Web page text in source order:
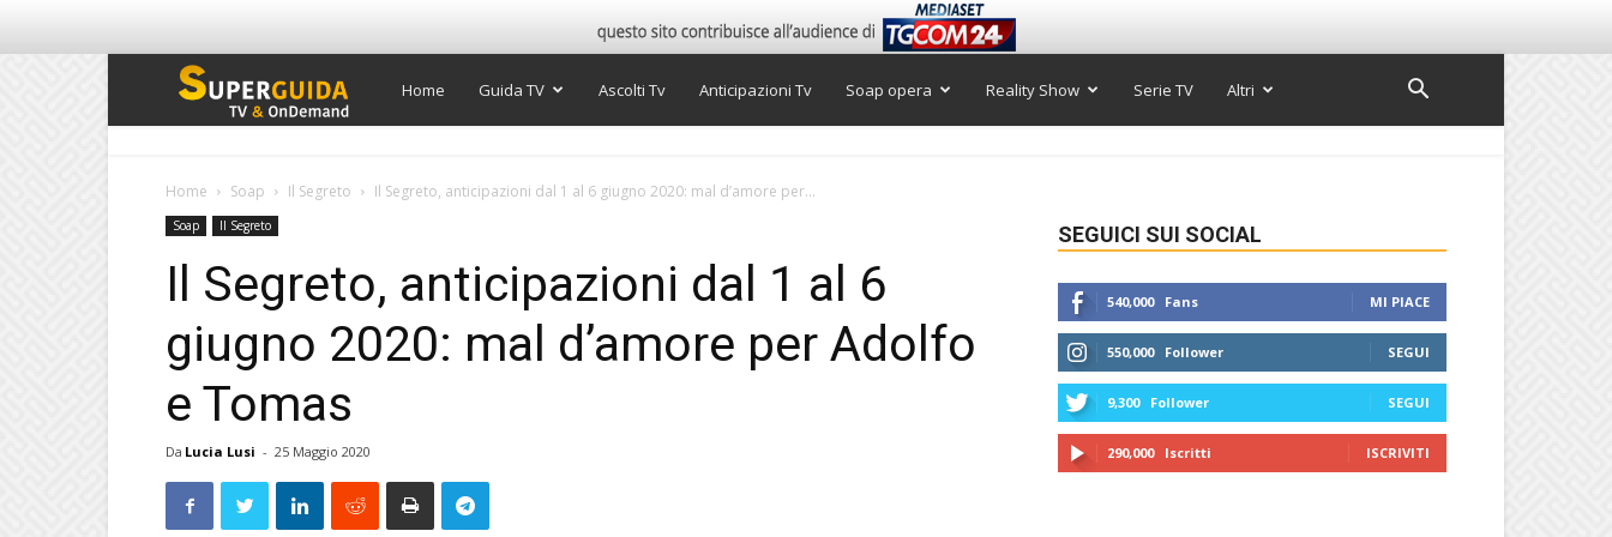
Super
Home Guida TV Ascolti Tv Anticipazioni Tv Soap opera Reality Show Serie TV Altri
Home Soap Il Segreto Il Segreto, anticipazioni dal 1 al 6 giugno 2020: mal d’amore per...
Soap Il Segreto
Il Segreto, anticipazioni dal 1 al 6
giugno 2020: mal d’amore per Adolfo
e Tomas
Da Lucia Lusi - 25 Maggio 2020
SEGUICI SUI SOCIAL
540,000 Fans MI PIACE
550,000 Follower SEGUI
9,300 Follower SEGUI
290,000 Iscritti ISCRIVITI